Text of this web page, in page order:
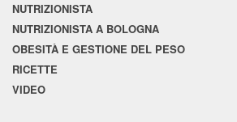
NUTRIZIONISTA
NUTRIZIONISTA A BOLOGNA
OBESITÀ E GESTIONE DEL PESO
RICETTE
VIDEO